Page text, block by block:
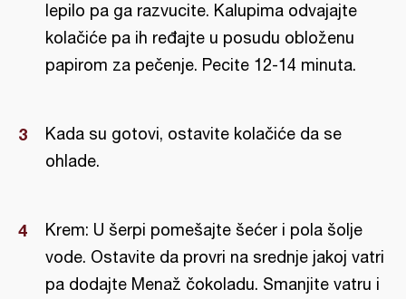
lepilo pa ga razvucite. Kalupima odvajajte
kolačiće pa ih ređajte u posudu obloženu
papirom za pečenje. Pecite 12-14 minuta.
Kada su gotovi, ostavite kolačiće da se
ohlade.
Krem: U šerpi pomešajte šećer i pola šolje
vode. Ostavite da provri na srednje jakoj vatri
pa dodajte Menaž čokoladu. Smanjite vatru i